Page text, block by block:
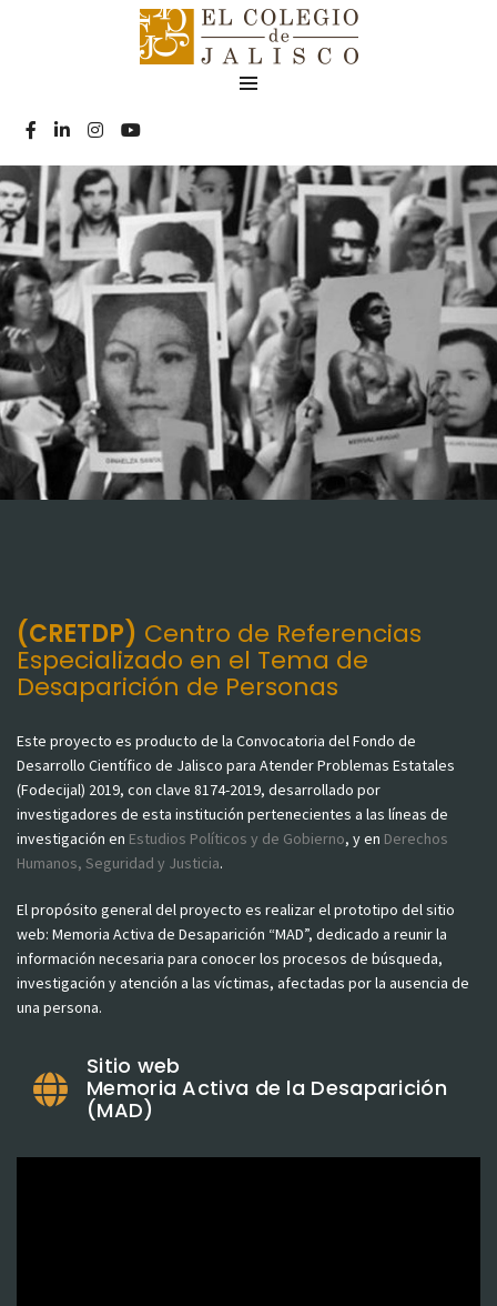
(CRETDP) Centro de Referencias
Especializado en el Tema de
Desaparición de Personas
Este proyecto es producto de la Convocatoria del Fondo de
Desarrollo Científico de Jalisco para Atender Problemas Estatales
(Fodecijal) 2019, con clave 8174-2019, desarrollado por
investigadores de esta institución pertenecientes a las líneas de
investigación en Estudios Políticos y de Gobierno, y en Derechos
Humanos, Seguridad y Justicia.
El propósito general del proyecto es realizar el prototipo del sitio
web: Memoria Activa de Desaparición “MAD”, dedicado a reunir la
información necesaria para conocer los procesos de búsqueda,
investigación y atención a las víctimas, afectadas por la ausencia de
una persona.
Sitio web
Memoria Activa de la Desaparición
(MAD)